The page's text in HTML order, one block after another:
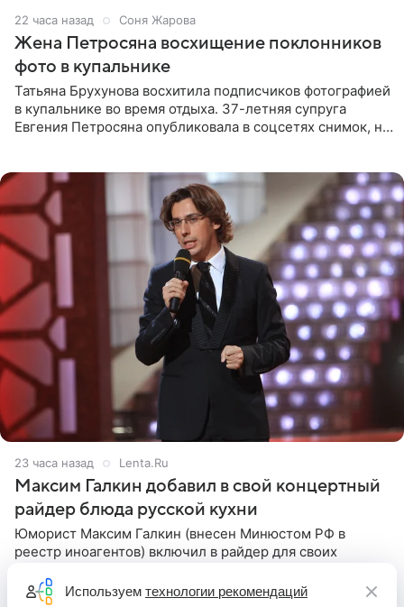
22 часа назад Соня Жарова
Жена Петросяна восхищение поклонников
фото в купальнике
Татьяна Брухунова восхитила подписчиков фотографией
в купальнике во время отдыха. 37-летняя супруга
Евгения Петросяна опубликовала в соцсетях снимок, на
23 часа назад Lenta.Ru
Максим Галкин добавил в свой концертный
райдер блюда русской кухни
Юморист Максим Галкин (внесен Минюстом РФ в
реестр иноагентов) включил в райдер для своих
русской кухни. Об этом сообщает РИА Новости.
Используем технологии рекомендаций